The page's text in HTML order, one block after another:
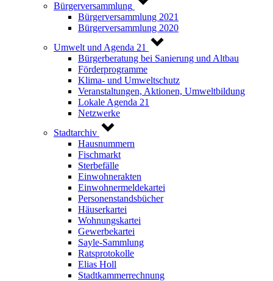
Bürgerversammlung
Bürgerversammlung 2021
Bürgerversammlung 2020
Umwelt und Agenda 21
Bürgerberatung bei Sanierung und Altbau
Förderprogramme
Klima- und Umweltschutz
Veranstaltungen, Aktionen, Umweltbildung
Lokale Agenda 21
Netzwerke
Stadtarchiv
Hausnummern
Fischmarkt
Sterbefälle
Einwohnerakten
Einwohnermeldekartei
Personenstandsbücher
Häuserkartei
Wohnungskartei
Gewerbekartei
Sayle-Sammlung
Ratsprotokolle
Elias Holl
Stadtkammerrechnung